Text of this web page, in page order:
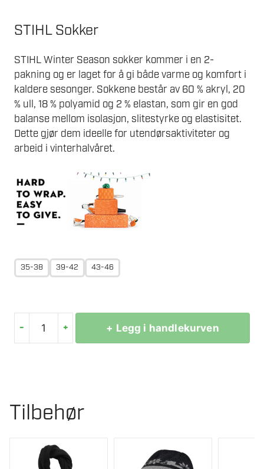
STIHL Sokker
STIHL Winter Season sokker kommer i en 2-
pakning og er laget for å gi både varme og komfort i
kaldere sesonger. Sokkene består av 60 % akryl, 20
% ull, 18 % polyamid og 2 % elastan, som gir en god
balanse mellom isolasjon, slitestyrke og elastisitet.
Dette gjør dem ideelle for utendørsaktiviteter og
arbeid i vinterhalvåret.
35-38 39-42 43-46
-
PK
antall
+ + Legg i handlekurven
Tilbehør